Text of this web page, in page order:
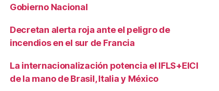
Gobierno Nacional
Decretan alerta roja ante el peligro de
incendios en el sur de Francia
La internacionalización potencia el IFLS+EICI
de la mano de Brasil, Italia y México